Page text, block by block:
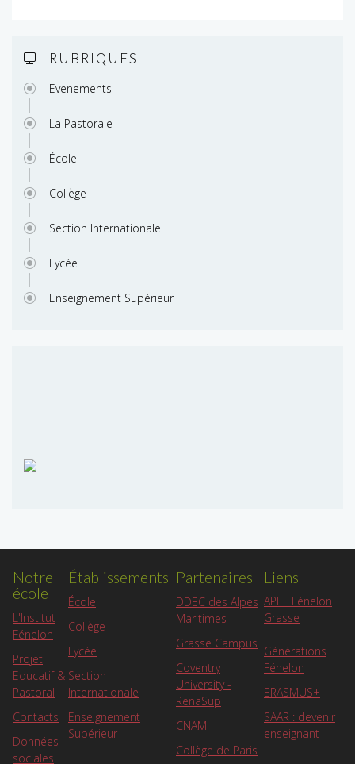
RUBRIQUES
Evenements
La Pastorale
École
Collège
Section Internationale
Lycée
Enseignement Supérieur
Notre
école
L'Institut
Fénelon
Projet
Educatif &
Pastoral
Contacts
Données
sociales
Établissements
École
Collège
Lycée
Section
Internationale
Enseignement
Supérieur
Partenaires
DDEC des Alpes
Maritimes
Grasse Campus
Coventry
University -
RenaSup
CNAM
Collège de Paris
Liens
APEL Fénelon
Grasse
Générations
Fénelon
ERASMUS+
SAAR : devenir
enseignant